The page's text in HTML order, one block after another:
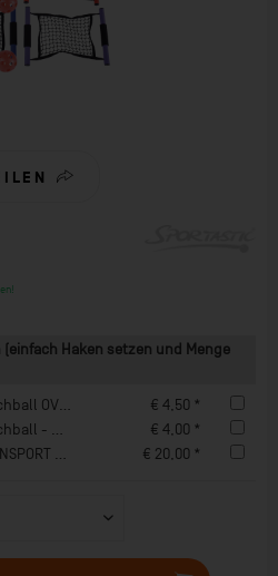
Haken setzen und Menge
Hockeyball Lochball OVERSIZE ROT
€ 4,50 *
Hockeyball Lochball - ORANGE
€ 4,00 *
Sportastic TRANSPORT TRAGETASCHE
€ 20,00 *